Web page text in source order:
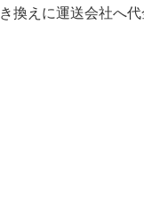
換えに運送会社へ